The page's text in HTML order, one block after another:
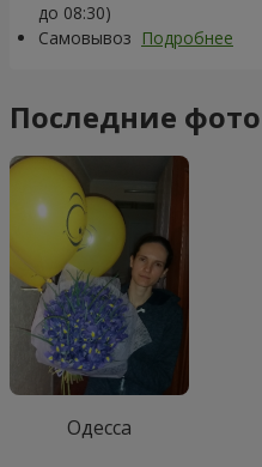
до 08:30)
Самовывоз Подробнее
Последние
Одесса